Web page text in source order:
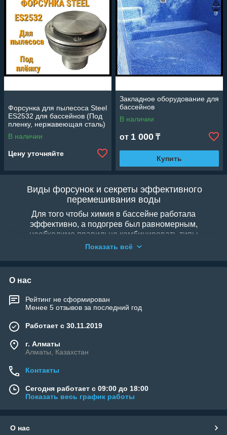
Форсунка для пылесоса Steel
ES2532 для бассейнов (Под
пленку, нержавеющая сталь)
В наличии
Цену уточняйте
Закладное оборудование для
бассейнов
В наличии
от 1 000 ₸
Купить
Виды форсунок и секреты эффективного
перемешивания воды
Для того чтобы химия в бассейне работала
эффективно, а подогрев был равномерным,
необходимо правильно комбинировать типы
Стеновые возвратные форсунки
представлены
вакуумного пылесоса, которые значительно
На сайтеwelland.kz
с различными типами присоединения (под вклейку
рассчитать схему расположения форсунок, исходя из
оставалась прозрачной и подвижной. Обеспечьте
Показать всё
О нас
Рейтинг не сформирован
Менее 5 отзывов за последний год
Работает с 30.11.2019
г. Алматы
Алматы, Казахстан
Контакты
Сегодня работает с 09:00 до 18:00
Показать весь график работы
О нас